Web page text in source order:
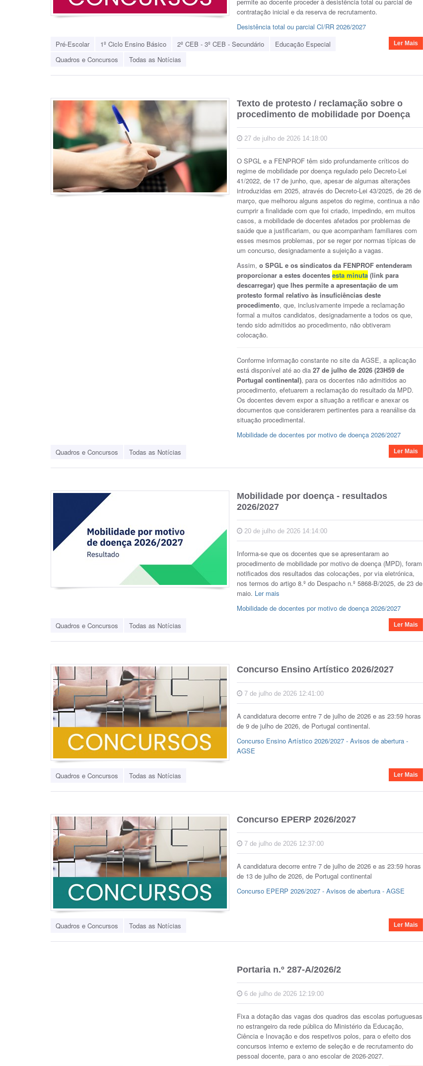
contratação inicial e da reserva de recrutamento.
Desistência total ou parcial CI/RR 2026/2027
Pré-Escolar
1º Ciclo Ensino Básico 2º CEB - 3º CEB - Secundário
Educação Especial
Quadros e Concursos
Todas as Notícias
Ler Mais
Texto de protesto / reclamação sobre o
procedimento de mobilidade por Doença
27 de julho de 2026 14:18:00
O SPGL e a FENPROF têm sido profundamente críticos do
regime de mobilidade por doença regulado pelo Decreto-Lei
41/2022, de 17 de junho, que, apesar de algumas alterações
introduzidas em 2025, através do Decreto-Lei 43/2025, de 26 de
março, que melhorou alguns aspetos do regime, continua a não
cumprir a finalidade com que foi criado, impedindo, em muitos
casos, a mobilidade de docentes afetados por problemas de
saúde que a justificariam, ou que acompanham familiares com
esses mesmos problemas, por se reger por normas típicas de
um concurso, designadamente a sujeição a vagas.
Assim, o SPGL e os sindicatos da FENPROF entenderam
proporcionar a estes docentes esta minuta (link para
descarregar) que lhes permite a apresentação de um
protesto formal relativo às insuficiências deste
procedimento, que, inclusivamente impede a reclamação
formal a muitos candidatos, designadamente a todos os que,
tendo sido admitidos ao procedimento, não obtiveram
colocação.
Conforme informação constante no site da AGSE, a aplicação
está disponível até ao dia 27 de julho de 2026 (23H59 de
Portugal continental), para os docentes não admitidos ao
procedimento, efetuarem a reclamação do resultado da MPD.
Os docentes devem expor a situação a retificar e anexar os
documentos que considerarem pertinentes para a reanálise da
situação procedimental.
Mobilidade de docentes por motivo de doença 2026/2027
Quadros e Concursos
Todas as Notícias Ler Mais
Mobilidade por doença - resultados
2026/2027
20 de julho de 2026 14:14:00
Informa-se que os docentes que se apresentaram ao
procedimento de mobilidade por motivo de doença (MPD), foram
notificados dos resultados das colocações, por via eletrónica,
nos termos do artigo 8.º do Despacho n.º 5868-B/2025, de 23 de
maio. Ler mais
Mobilidade de docentes por motivo de doença 2026/2027
Quadros e Concursos
Todas as Notícias Ler Mais
Concurso Ensino Artístico 2026/2027
7 de julho de 2026 12:41:00
A candidatura decorre entre 7 de julho de 2026 e as 23:59 horas
de 9 de julho de 2026, de Portugal continental.
Concurso Ensino Artístico 2026/2027 - Avisos de abertura -
AGSE
Quadros e Concursos Todas as Notícias Ler Mais
Concurso EPERP 2026/2027
7 de julho de 2026 12:37:00
A candidatura decorre entre 7 de julho de 2026 e as 23:59 horas
de 13 de julho de 2026, de Portugal continental
Concurso EPERP 2026/2027 - Avisos de abertura - AGSE
Quadros e Concursos Todas as Notícias Ler Mais
Portaria n.º 287-A/2026/2
6 de julho de 2026 12:19:00
Fixa a dotação das vagas dos quadros das escolas portuguesas
no estrangeiro da rede pública do Ministério da Educação,
Ciência e Inovação e dos respetivos polos, para o efeito dos
concursos interno e externo de seleção e de recrutamento do
pessoal docente, para o ano escolar de 2026-2027.